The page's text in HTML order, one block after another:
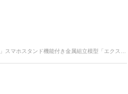
ド機能付き金属組立模型「エクスプローラーメカ X-7」新発売